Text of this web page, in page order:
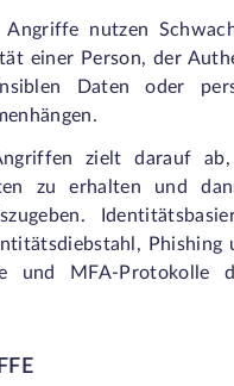
Angriffe nutzen
einer Person, der
Daten oder
zielt darauf ab,
zu erhalten und
Phishing
und MFA-Protokolle